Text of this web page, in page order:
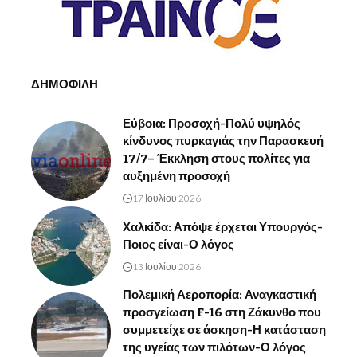
ΔΗΜΟΦΙΛΗ
Εύβοια: Προσοχή-Πολύ υψηλός
κίνδυνος πυρκαγιάς την Παρασκευή
17/7– Έκκληση στους πολίτες για
αυξημένη προσοχή
17 Ιουλίου 2026
Χαλκίδα: Απόψε έρχεται Υπουργός-
Ποιος είναι-Ο λόγος
13 Ιουλίου 2026
Πολεμική Αεροπορία: Αναγκαστική
προσγείωση F-16 στη Ζάκυνθο που
συμμετείχε σε άσκηση-Η κατάσταση
της υγείας των πιλότων-Ο λόγος